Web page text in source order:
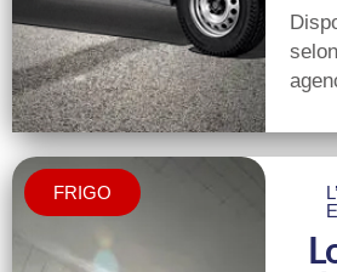
FRIGO